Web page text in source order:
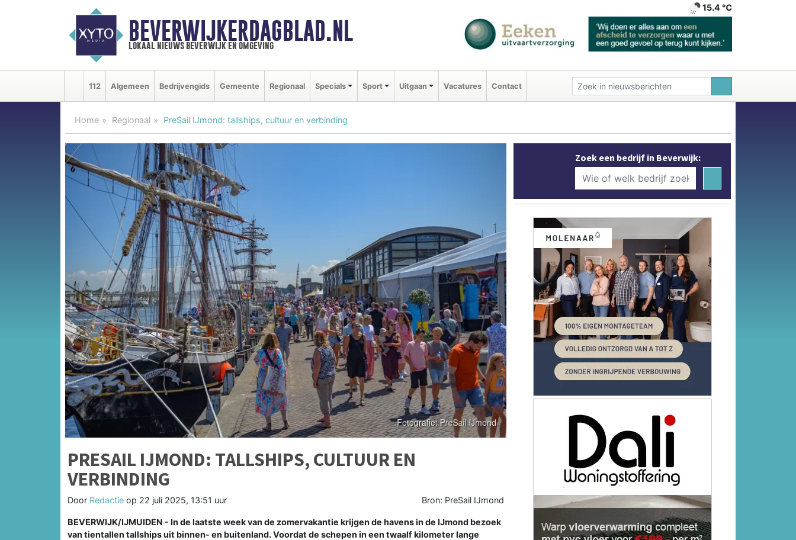
BEVERWIJKERDAGBLAD.NL
lokaal nieuws beverwijk en omgeving
15.4 ℃
112 Algemeen Bedrijvengids Gemeente Regionaal Specials Sport Uitgaan Vacatures Contact
Home Regionaal PreSail IJmond: tallships, cultuur en verbinding
PRESAIL IJMOND: TALLSHIPS, CULTUUR EN
VERBINDING
Door Redactie op 22 juli 2025, 13:51 uur Bron: PreSail IJmond
BEVERWIJK/IJMUIDEN - In de laatste week van de zomervakantie krijgen de havens in de IJmond bezoek
van tientallen tallships uit binnen- en buitenland. Voordat de schepen in een twaalf kilometer lange
Zoek een bedrijf in Beverwijk: